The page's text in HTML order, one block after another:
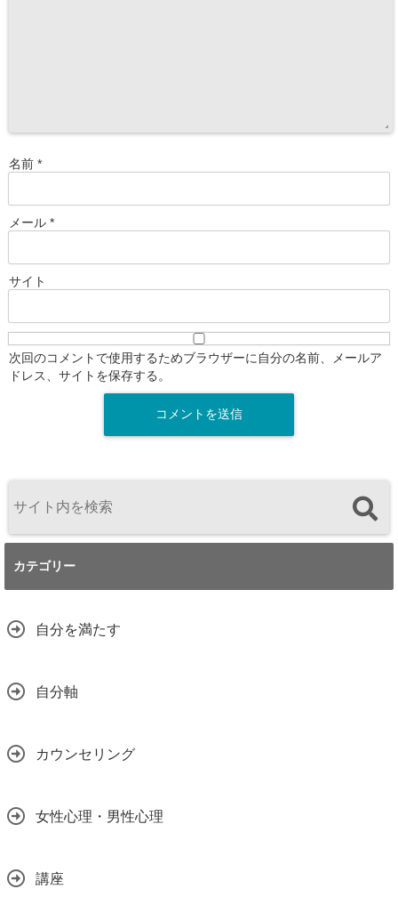
名前 *
メール *
サイト
次回のコメントで使用するためブラウザーに自分の名前、メールア
ドレス、サイトを保存する。
カテゴリー
自分を満たす
自分軸
カウンセリング
女性心理・男性心理
講座